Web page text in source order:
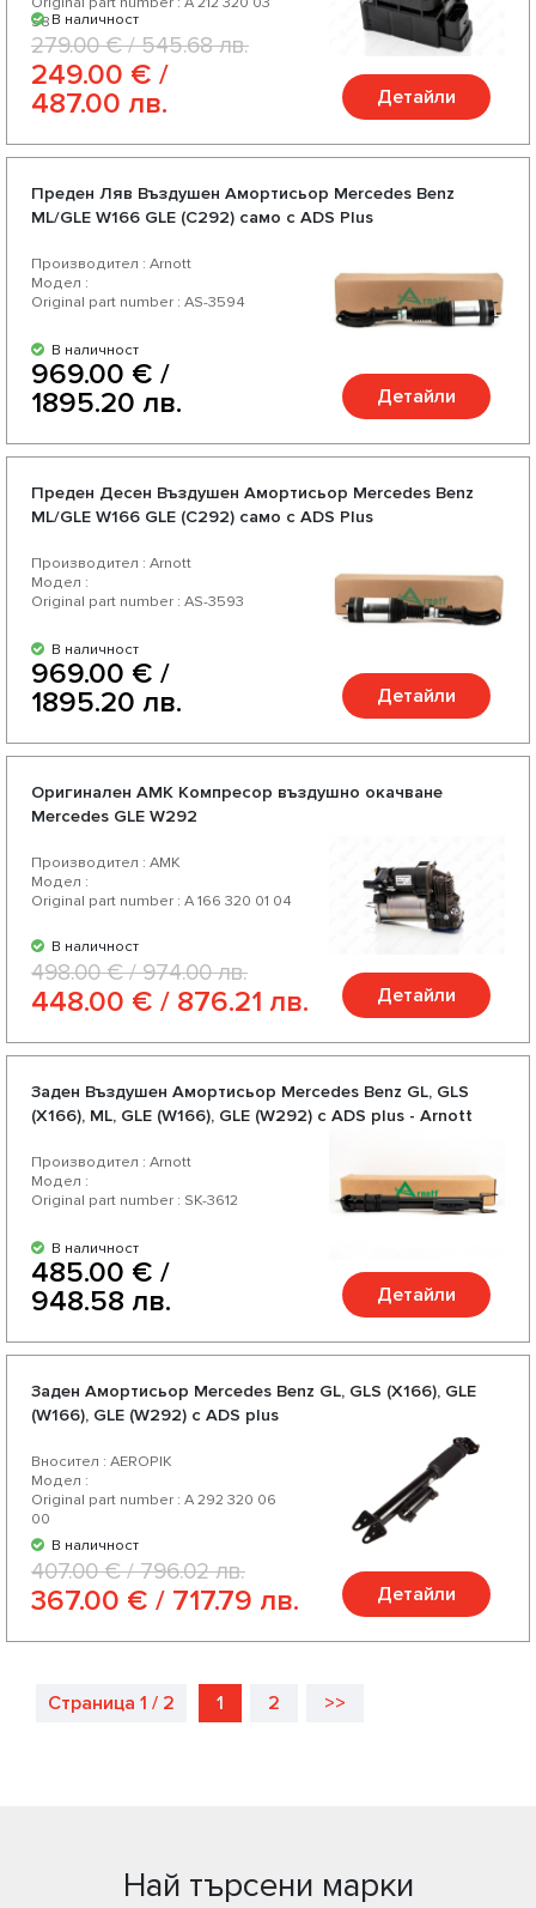
58В наличност
279.00 € / 545.68 лв.
249.00 € /
487.00 лв.
Детайли
Преден Ляв Въздушен Амортисьор Mercedes Benz
ML/GLE W166 GLE (C292) само с ADS Plus
Производител : Arnott
Модел :
Original part number : AS-3594
В наличност
969.00 € /
1895.20 лв.
Детайли
Преден Десен Въздушен Амортисьор Mercedes Benz
ML/GLE W166 GLE (C292) само с ADS Plus
Производител : Arnott
Модел :
Original part number : AS-3593
В наличност
969.00 € /
1895.20 лв.
Детайли
Оригинален AMK Компресор въздушно окачване
Mercedes GLE W292
Производител : AMK
Модел :
Original part number : A 166 320 01 04
В наличност
498.00 € / 974.00 лв.
448.00 € / 876.21 лв. Детайли
Заден Въздушен Амортисьор Mercedes Benz GL, GLS
(X166), ML, GLE (W166), GLE (W292) с ADS plus - Arnott
Производител : Arnott
Модел :
Original part number : SK-3612
В наличност
485.00 € /
948.58 лв.
Детайли
Заден Амортисьор Mercedes Benz GL, GLS (X166), GLE
(W166), GLE (W292) с ADS plus
Вносител : AEROPIK
Модел :
Original part number : A 292 320 06
00
В наличност
407.00 € / 796.02 лв.
367.00 € / 717.79 лв. Детайли
Страница 1 / 2 1 2 >>
Най търсени марки